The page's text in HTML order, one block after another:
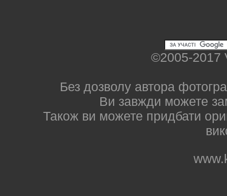
©2005-2017
Без дозволу автора
Ви завжди можете
Також ви можете придбати